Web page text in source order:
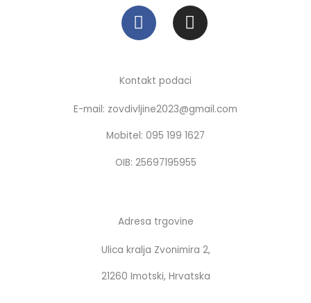
F
a
c
b
o
o
k
I
n
s
a
r
a
m
Kontakt podaci
E-mail: zovdivljine2023@gmail.com
Mobitel: 095 199 1627
OIB: 25697195955
Adresa trgovine
Ulica kralja Zvonimira 2,
21260 Imotski, Hrvatska